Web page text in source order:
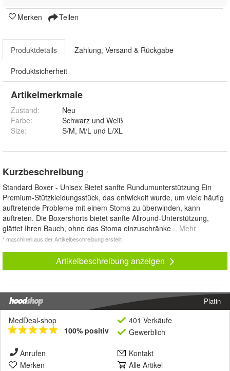
Merken Teilen
Produktdetails Zahlung, Versand & Rückgabe
Produktsicherheit
Artikelmerkmale
Zustand:
Neu
Farbe:
Schwarz und Weiß
Size: S/M, M/L und L/XL
Kurzbeschreibung *
Standard Boxer - Unisex Bietet sanfte Rundumunterstützung Ein
Premium-Stützkleidungsstück, das entwickelt wurde, um viele häufig
auftretende Probleme mit einem Stoma zu überwinden, kann
auftreten. Die Boxershorts bietet sanfte Allround-Unterstützung,
glättet Ihren Bauch, ohne das Stoma einzuschränke... Mehr
* maschinell aus der Artikelbeschreibung erstellt
Artikelbeschreibung anzeigen
Platin
MedDeal-shop
100% positiv
401 Verkäufe
Gewerblich
Anrufen
Kontakt
Merken
Alle Artikel